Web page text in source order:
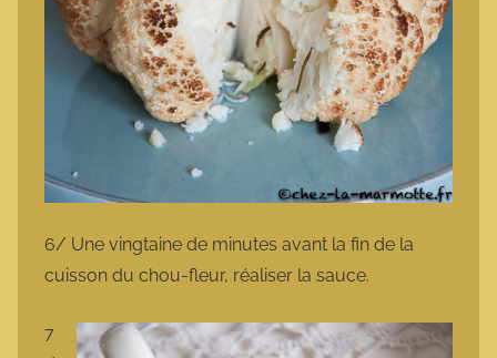
6/ Une vingtaine de minutes avant la fin de la
cuisson du chou-fleur, réaliser la sauce.
7